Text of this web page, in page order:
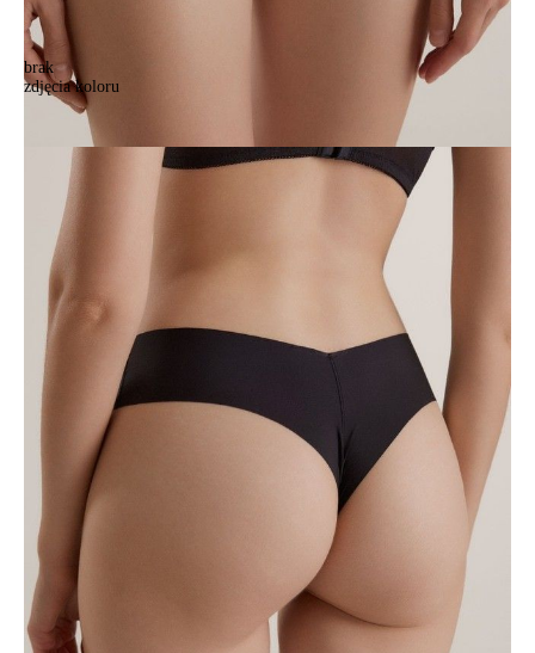
brak
zdjęcia koloru
Majtki damskie CE ASSORTI RP6226, r.102/L, czarny
Majtki damskie CE ASSORTI RP6226, r.102/L, czarny
42,90 zł
Kolory:
BRAK
ZDJĘCIA
BRAK
ZDJĘCIA
BRAK
ZDJĘCIA
Rozmiary:
Tabela rozmiarów
90/XS
94/S
98/M
102/L
DODAJ DO KOSZYKA
Jak złożyć zamówienie
POWIADOM MNIE O DOSTĘPNOŚCI